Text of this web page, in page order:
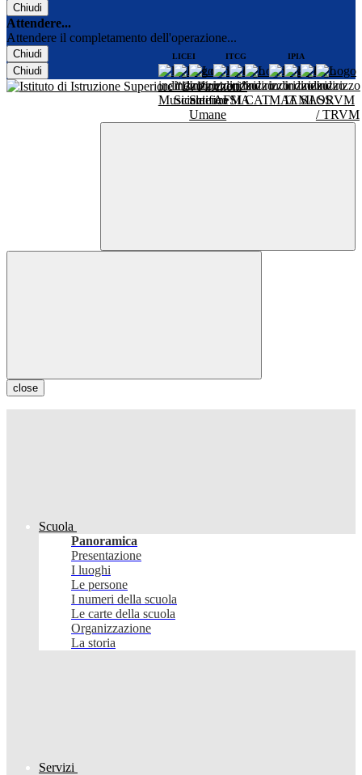
Chiudi
Attendere...
Attendere il completamento dell'operazione...
Chiudi
Chiudi
LICEI ITCG IPIA
close
Scuola
Panoramica
Presentazione
I luoghi
Le persone
I numeri della scuola
Le carte della scuola
Organizzazione
La storia
Servizi